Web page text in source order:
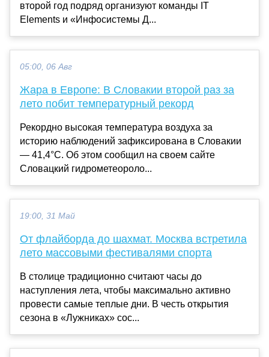
второй год подряд организуют команды IT
Elements и «Инфосистемы Д...
05:00, 06 Авг
Жара в Европе: В Словакии второй раз за
лето побит температурный рекорд
Рекордно высокая температура воздуха за
историю наблюдений зафиксирована в Словакии
— 41,4°С. Об этом сообщил на своем сайте
Словацкий гидрометеороло...
19:00, 31 Май
От флайборда до шахмат. Москва встретила
лето массовыми фестивалями спорта
В столице традиционно считают часы до
наступления лета, чтобы максимально активно
провести самые теплые дни. В честь открытия
сезона в «Лужниках» сос...